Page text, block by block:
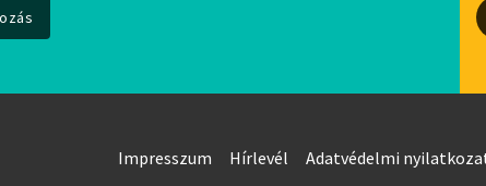
Impresszum Hírlevél Adatvédelmi